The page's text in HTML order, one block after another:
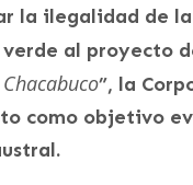
la ilegalidad de
al proyecto
”, la
como objetivo